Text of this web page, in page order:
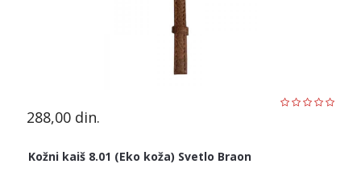
288,00 din.
Kožni kaiš 8.01 (Eko koža) Svetlo Braon